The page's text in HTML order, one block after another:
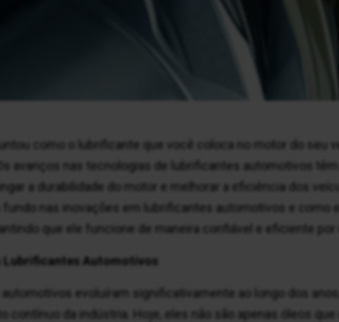
como o lubrificante que você coloca no motor do seu
avanços nas tecnologias de lubrificantes automotivos
a durabilidade do motor e melhorar a eficiência dos
fundo nas inovações em lubrificantes automotivos e como
que ele funcione de maneira confiável e eficiente por
Lubrificantes Automotivos
automotivos evoluíram significativamente ao longo dos
contínuo da indústria. Hoje, eles não são apenas óleos